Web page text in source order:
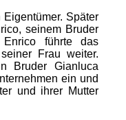
Später
seinem Bruder
führte das
Frau weiter.
Bruder Gianluca
ein und
und ihrer Mutter